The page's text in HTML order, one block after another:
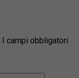
I campi obbligatori